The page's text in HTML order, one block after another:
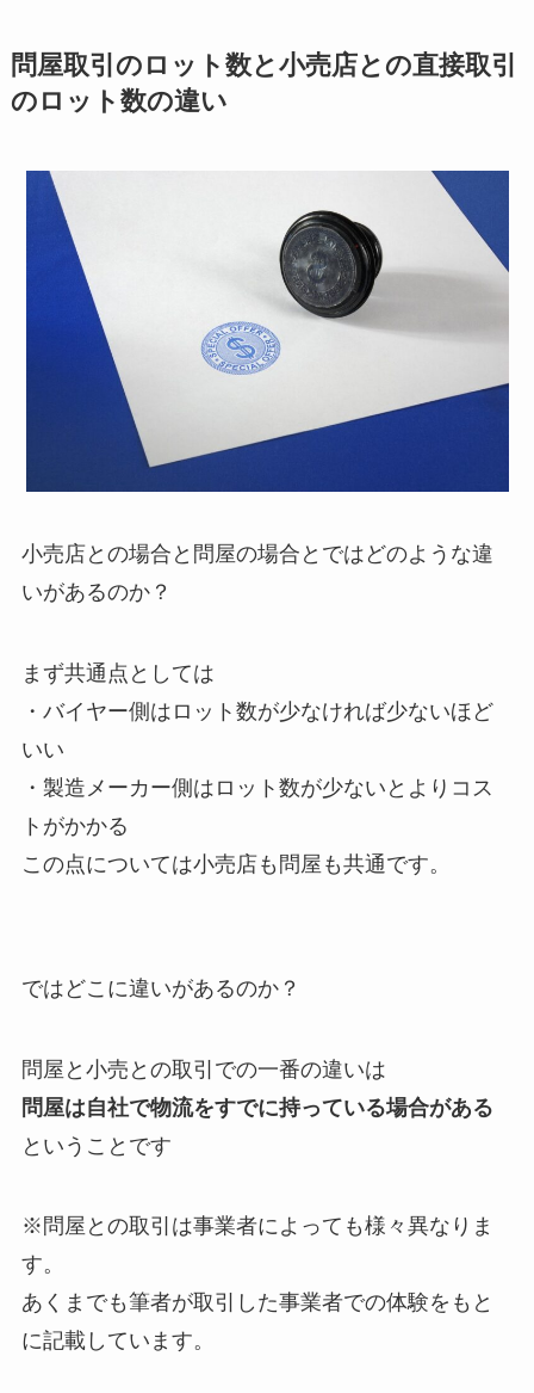
問屋取引のロット数と小売店との直接取引
のロット数の違い
小売店との場合と問屋の場合とではどのような違
いがあるのか？
まず共通点としては
・バイヤー側はロット数が少なければ少ないほど
いい
・製造メーカー側はロット数が少ないとよりコス
トがかかる
この点については小売店も問屋も共通です。
ではどこに違いがあるのか？
問屋と小売との取引での一番の違いは
問屋は自社で物流をすでに持っている場合がある
ということです
※問屋との取引は事業者によっても様々異なりま
す。
あくまでも筆者が取引した事業者での体験をもと
に記載しています。